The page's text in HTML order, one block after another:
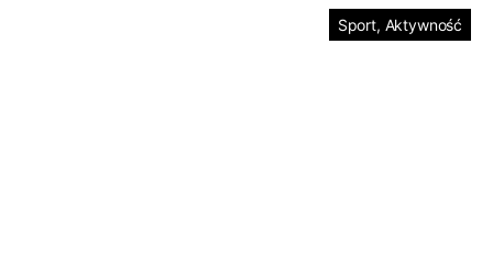
Sport, Aktywność